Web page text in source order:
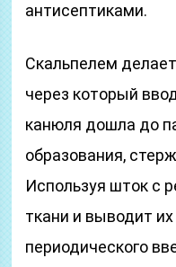
антисептиками.
Скальпелем
через который
канюля дошла до
образования,
Используя шток с
ткани и выводит
периодического